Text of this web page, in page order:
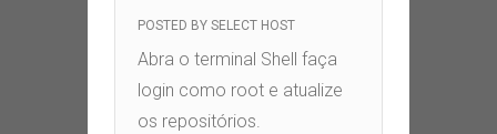
POSTED BY SELECT HOST
Abra o terminal Shell faça
login como root e atualize
os repositórios.